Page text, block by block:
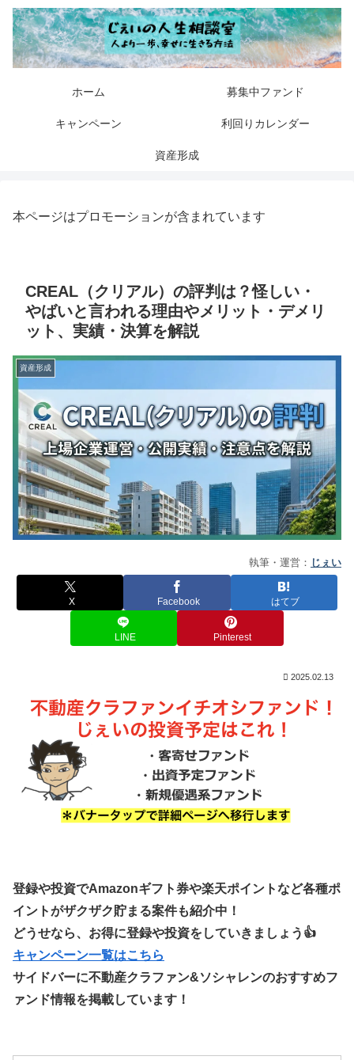
ホーム 募集中ファンド
キャンペーン 利回りカレンダー
資産形成
本ページはプロモーションが含まれています
CREAL（クリアル）の評判は？怪しい・
やばいと言われる理由やメリット・デメリ
ット、実績・決算を解説
資産形成
執筆・運営： じぇい
X Facebook はてブ
LINE Pinterest
2025.02.13
登録や投資でAmazonギフト券や楽天ポイントなど各種ポ
イントがザクザク貯まる案件も紹介中！
どうせなら、お得に登録や投資をしていきましょう👍
キャンペーン一覧はこちら
サイドバーに不動産クラファン&ソシャレンのおすすめフ
ァンド情報を掲載しています！